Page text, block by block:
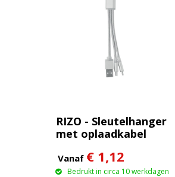
RIZO - Sleutelhanger
met oplaadkabel
Vanaf € 1,12
Bedrukt in circa 10 werkdagen